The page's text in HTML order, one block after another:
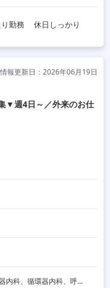
勤務 休日しっかり
報更新日：2026年06月19日
▼週4日～／外来のお仕
脳神経内科、一般内科、消化器内科、循環器内科、呼吸器内科、血液内科、内分泌内科、老人内科、その他